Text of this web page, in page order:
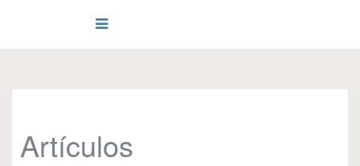
Artículos